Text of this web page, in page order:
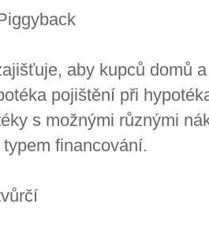
aby kupců domů
pojištění při
s možnými různými
financování.